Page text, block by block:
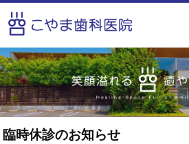
臨時休診のお知らせ